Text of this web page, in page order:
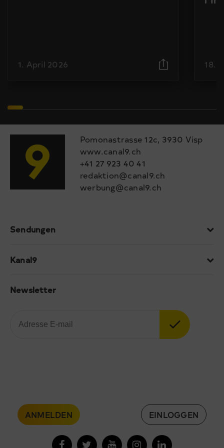
1. April 2026 18.
Pomonastrasse 12c, 3930 Visp
www.canal9.ch
+41 27 923 40 41
redaktion@canal9.ch
werbung@canal9.ch
Sendungen
Kanal9
Newsletter
ANMELDEN EINLOGGEN